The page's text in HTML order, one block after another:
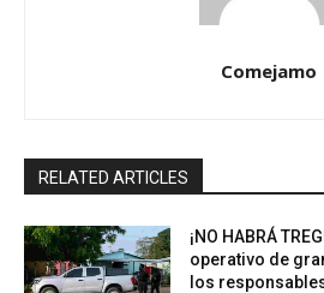
Comejamo
RELATED ARTICLES
¡NO HABRÁ
operativo de
los